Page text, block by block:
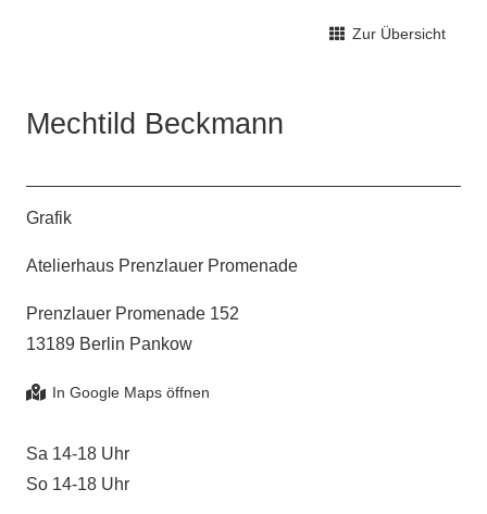
Zur Übersicht
Mechtild Beckmann
Grafik
Atelierhaus Prenzlauer Promenade
Prenzlauer Promenade 152
13189 Berlin Pankow
Sa 14-18 Uhr
So 14-18 Uhr